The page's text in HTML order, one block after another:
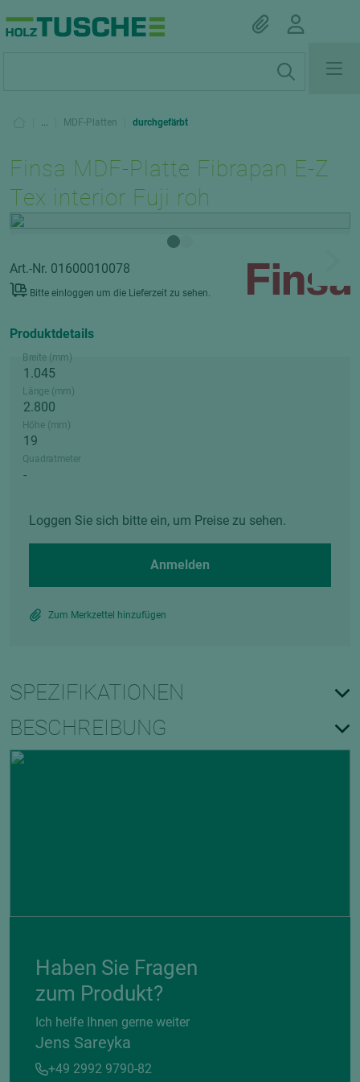
... MDF-Platten durchgefärbt
Finsa MDF-Platte Fibrapan E-Z
Tex interior Fuji roh
Art.-Nr. 01600010078
Bitte einloggen um die Lieferzeit zu sehen.
Produktdetails
Breite (mm)
Länge (mm)
Höhe (mm)
Quadratmeter
Loggen Sie sich bitte ein, um Preise zu sehen.
Anmelden
Zum Merkzettel hinzufügen
SPEZIFIKATIONEN
BESCHREIBUNG
Haben Sie Fragen
zum Produkt?
Ich helfe Ihnen gerne weiter
Jens Sareyka
+49 2992 9790-82